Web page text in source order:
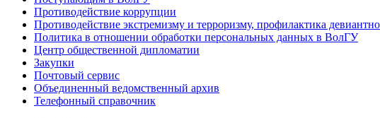
Противодействие коррупции
Противодействие экстремизму и терроризму, профилактика
Политика в отношении обработки персональных данных в ВолГУ
Центр общественной дипломатии
Закупки
Почтовый сервис
Объединенный ведомственный архив
Телефонный справочник